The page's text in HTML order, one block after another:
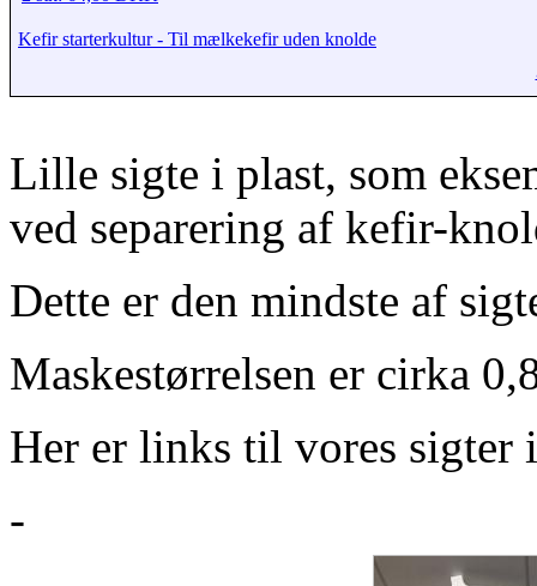
Kefir starterkultur - Til mælkekefiruden knolde
Lille sigte i plast, som
ved separering af kefir-
Dette er den mindste af
Maskestørrelsen er cirka
Her er links til vores sigter
-